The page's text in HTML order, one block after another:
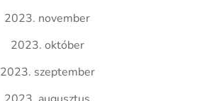
2023. november
2023. október
2023. szeptember